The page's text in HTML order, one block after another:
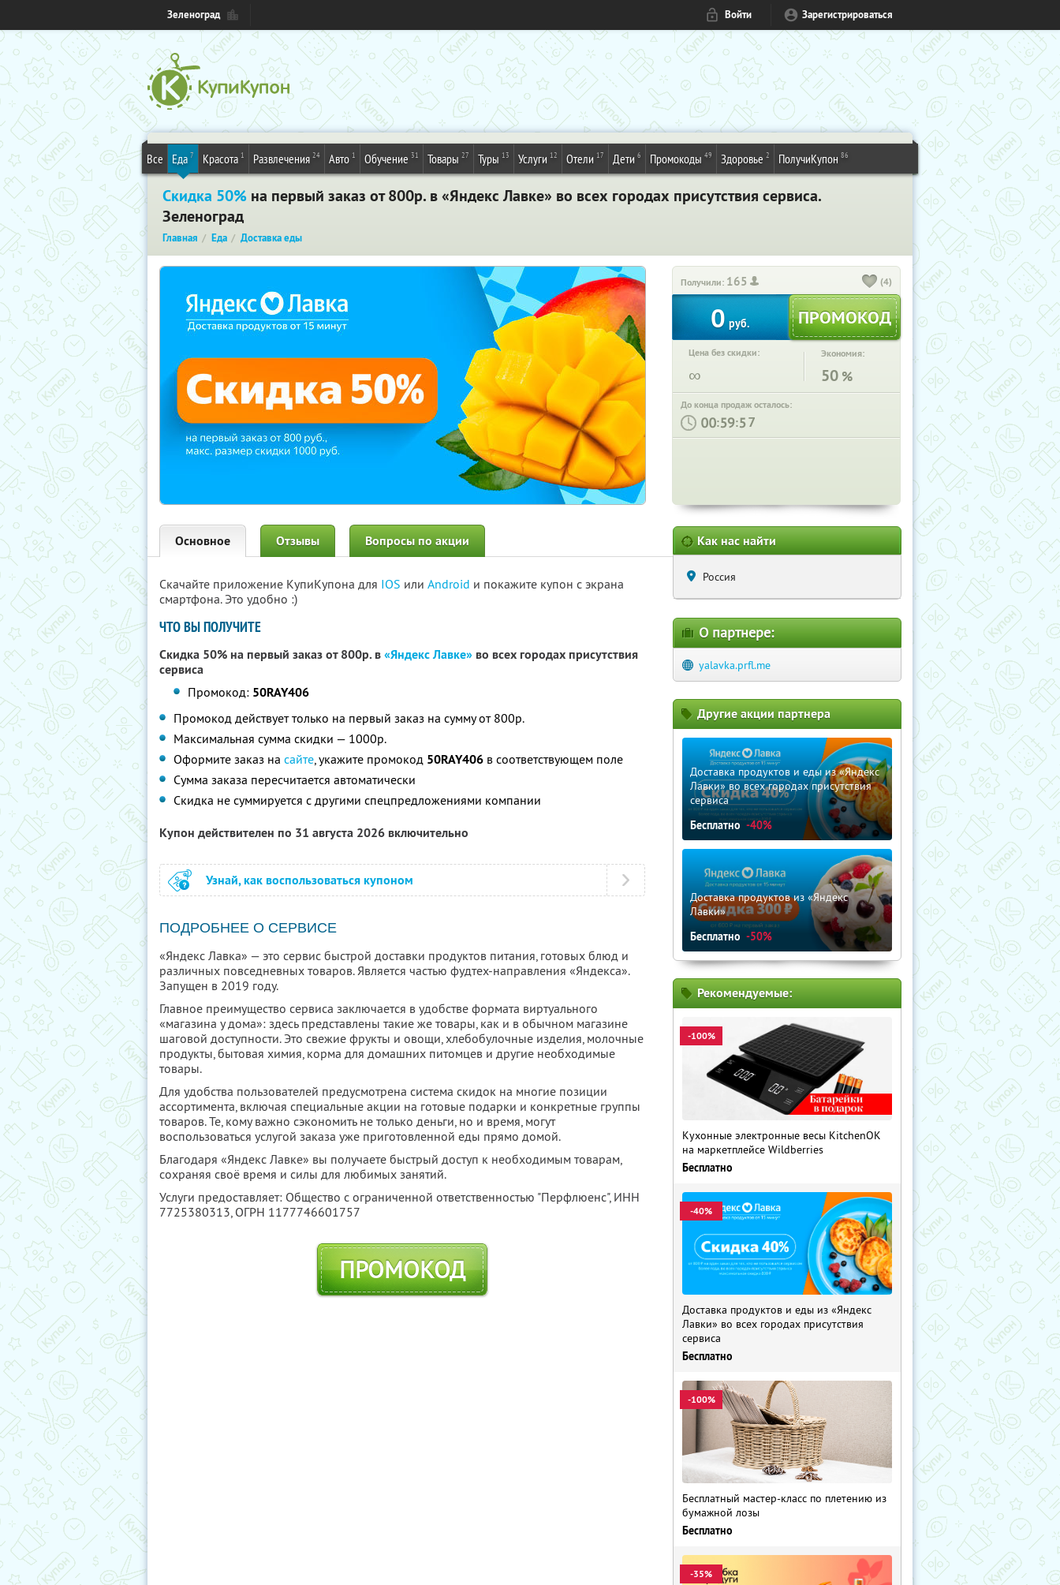
Зеленоград Войти Зарегистрироваться
Все Еда 7 Красота 1 Развлечения 24 Авто 1 Обучение 31 Товары 27 Туры 13 Услуги 12 Отели 17 Дети 6 Промокоды 49 Здоровье 2 ПолучиКупон 86
Скидка 50% на первый заказ от 800р. в «Яндекс Лавке» во всех городах присутствия сервиса.
Зеленоград
Главная Еда Доставка еды
Получили: 165 (4)
0 руб.
Цена без скидки:
∞
Экономия:
50 %
До конца продаж осталось:
: :
Основное Отзывы Вопросы по акции
Скачайте приложение КупиКупона для IOS или Android и покажите купон с экрана
смартфона. Это удобно :)
ЧТО ВЫ ПОЛУЧИТЕ
Скидка 50% на первый заказ от 800р. в«Яндекс Лавке» во всех городах присутствия
сервиса
Промокод: 50RAY406
Промокод действует только на первый заказ на сумму от 800р.
Максимальная сумма скидки — 1000р.
Оформите заказ на сайте, укажите промокод 50RAY406 в соответствующем поле
Сумма заказа пересчитается автоматически
Скидка не суммируется с другими спецпредложениями компании
Купон действителен по 31 августа 2026 включительно
Узнай, как воспользоваться купоном
ПОДРОБНЕЕ О СЕРВИСЕ
«Яндекс Лавка» — это сервис быстрой доставки продуктов питания, готовых блюд и
различных повседневных товаров. Является частью фудтех-направления «Яндекса».
Запущен в 2019 году.
Главное преимущество сервиса заключается в удобстве формата виртуального
«магазина у дома»: здесь представлены такие же товары, как и в обычном магазине
шаговой доступности. Это свежие фрукты и овощи, хлебобулочные изделия, молочные
продукты, бытовая химия, корма для домашних питомцев и другие необходимые
товары.
Для удобства пользователей предусмотрена система скидок на многие позиции
ассортимента, включая специальные акции на готовые подарки и конкретные группы
товаров. Те, кому важно сэкономить не только деньги, но и время, могут
воспользоваться услугой заказа уже приготовленной еды прямо домой.
Благодаря «Яндекс Лавке» вы получаете быстрый доступ к необходимым товарам,
сохраняя своё время и силы для любимых занятий.
Услуги предоставляет: Общество с ограниченной ответственностью "Перфлюенс", ИНН
7725380313, ОГРН 1177746601757
ПРОМОКОД
Как нас найти
Россия
О партнере:
yalavka.prfl.me
Другие акции партнера
Доставка продуктов и еды из «Яндекс
Лавки» во всех городах присутствия
сервиса
Бесплатно -40%
Доставка продуктов из «Яндекс
Лавки»
Бесплатно -50%
Рекомендуемые:
-100%
Кухонные электронные весы KitchenOK
на маркетплейсе Wildberries
Бесплатно
-40%
Доставка продуктов и еды из «Яндекс
Лавки» во всех городах присутствия
сервиса
Бесплатно
-100%
Бесплатный мастер-класс по плетению из
бумажной лозы
Бесплатно
-35%